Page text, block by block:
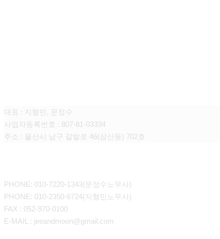
대표 : 지형민, 문정수
사업자등록번호 : 807-81-03334
주소 : 울산시 남구 갈밭로 46(삼산동) 702호
PHONE: 010-7220-1343(문정수노무사)
PHONE: 010-2350-6724(지형민노무사)
FAX : 052-970-0100
E-MAIL : jeeandmoon@gmail.com